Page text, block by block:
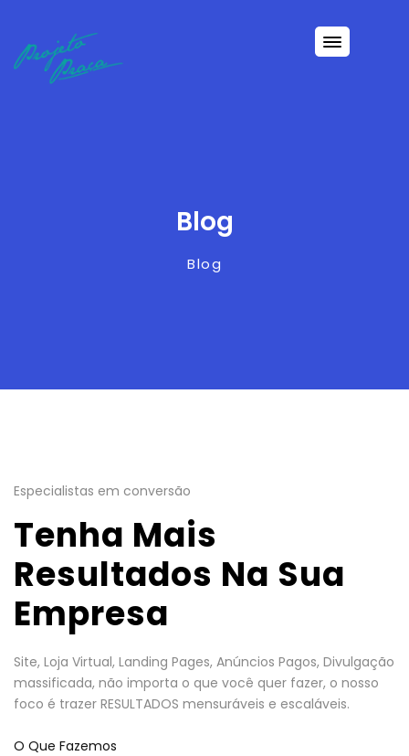
Blog
Blog
Especialistas em conversão
Tenha Mais
Resultados Na Sua
Empresa
Site, Loja Virtual, Landing Pages, Anúncios Pagos, Divulgação
massificada, não importa o que você quer fazer, o nosso
foco é trazer RESULTADOS mensuráveis e escaláveis.
O Que Fazemos